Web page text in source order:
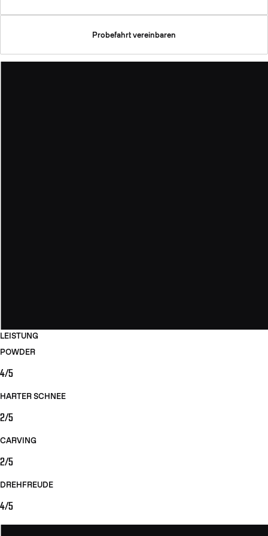
Probefahrt vereinbaren
LEISTUNG
POWDER
4/5
HARTER SCHNEE
2/5
CARVING
2/5
DREHFREUDE
4/5